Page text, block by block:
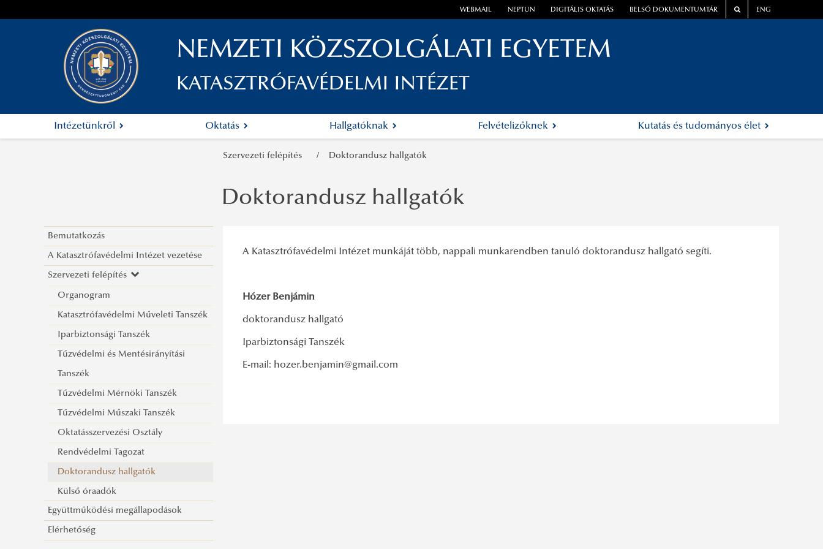
WEBMAIL NEPTUN DIGITÁLIS OKTATÁS BELSŐ DOKUMENTUMTÁR ENG
NEMZETI KÖZSZOLGÁLATI EGYETEM
KATASZTRÓFAVÉDELMI INTÉZET
Intézetünkről Oktatás Hallgatóknak Felvételizőknek Kutatás és tudományos élet
Szervezeti felépítés Doktorandusz hallgatók
Bemutatkozás
A Katasztrófavédelmi Intézet vezetése
Szervezeti felépítés
Organogram
Katasztrófavédelmi Műveleti Tanszék
Iparbiztonsági Tanszék
Tűzvédelmi és Mentésirányítási
Tanszék
Tűzvédelmi Mérnöki Tanszék
Tűzvédelmi Műszaki Tanszék
Oktatásszervezési Osztály
Rendvédelmi Tagozat
Doktorandusz hallgatók
Külső óraadók
Együttműködési megállapodások
Elérhetőség
Doktorandusz hallgatók
A Katasztrófavédelmi Intézet munkáját több, nappali munkarendben tanuló doktorandusz hallgató segíti.
Hózer Benjámin
doktorandusz hallgató
Iparbiztonsági Tanszék
E-mail: hozer.benjamin@gmail.com